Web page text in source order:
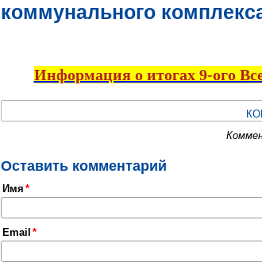
коммунального
Информация о итогах 9-ого
Оставить комментарий
Имя
Email